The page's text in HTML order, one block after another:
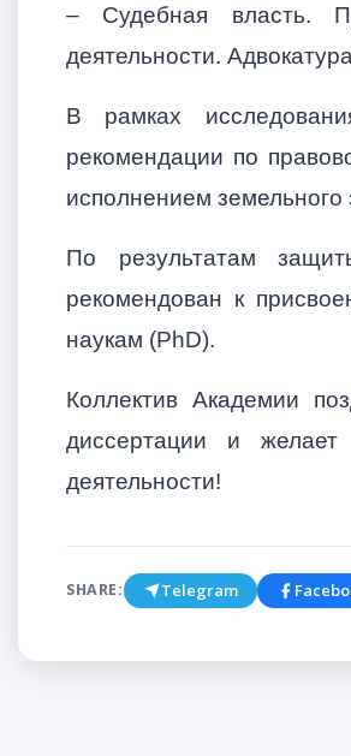
– Судебная власть.
деятельности.
В рамках
рекомендации по
исполнением земельного
По результатам
рекомендован к
наукам (PhD).
Коллектив Академии
диссертации и
деятельности!
SHARE: Telegram